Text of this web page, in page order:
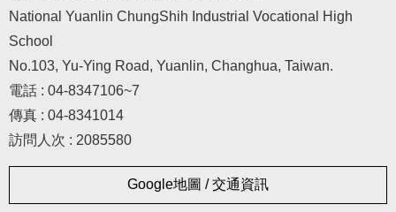
National Yuanlin ChungShih Industrial Vocational High
School
No.103, Yu-Ying Road, Yuanlin, Changhua, Taiwan.
電話 : 04-8347106~7
傳真 : 04-8341014
訪問人次 : 2085580
Google地圖 / 交通資訊